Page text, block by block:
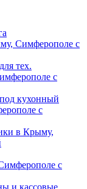
Симферополе с
тех.
с
кухонный
с
в Крыму,
с
и кассовые